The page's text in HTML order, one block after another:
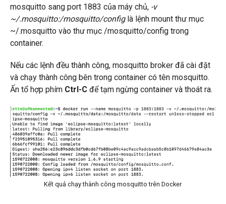
mosquitto sang port 1883 của máy chủ, -v
~/.mosquitto:/mosquitto/configlà lệnh mount thư mục
~/.mosquitto vào thư mục /mosquitto/config trong
container.
Nếu các lệnh đều thành công, mosquitto broker đã cài đặt
và chạy thành công bên trong container có tên mosquitto.
Ấn tổ hợp phím Ctrl-Cđể tạm ngừng container và thoát ra.
Kết quả chạy thành công mosquitto trên Docker